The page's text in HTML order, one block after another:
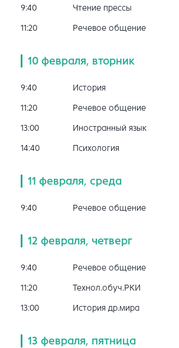
9:40 Чтение прессы
11:20 Речевое общение
10 февраля, вторник
9:40 История
11:20 Речевое общение
13:00 Иностранный язык
14:40 Психология
11 февраля, среда
9:40 Речевое общение
12 февраля, четверг
9:40 Речевое общение
11:20 Технол.обуч.РКИ
13:00 История др.мира
13 февраля, пятница